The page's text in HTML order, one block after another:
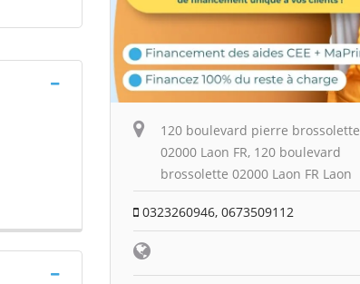
120 boulevard pierre brossolette
02000 Laon FR, 120 boulevard
brossolette 02000 Laon FR Laon
0323260946, 0673509112